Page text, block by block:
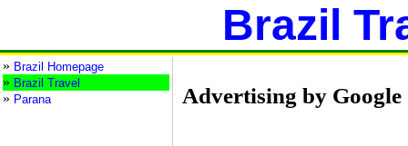
Brazil
» Brazil Homepage
» Brazil Travel
» Parana Advertising by Google